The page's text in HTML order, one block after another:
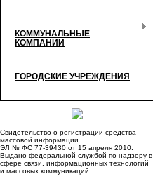
КОММУНАЛЬНЫЕ
КОМПАНИИ
ГОРОДСКИЕ УЧРЕЖДЕНИЯ
Свидетельство о регистрации средства
массовой информации
ЭЛ № ФС 77-39430 от 15 апреля 2010.
Выдано федеральной службой по надзору в
сфере связи, информационных технологий
и массовых коммуникаций